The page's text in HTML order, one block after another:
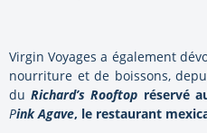
Virgin Voyages a également
nourriture et de boissons,
duRichard’s Rooftop réservé
Pink Agave, le restaurant